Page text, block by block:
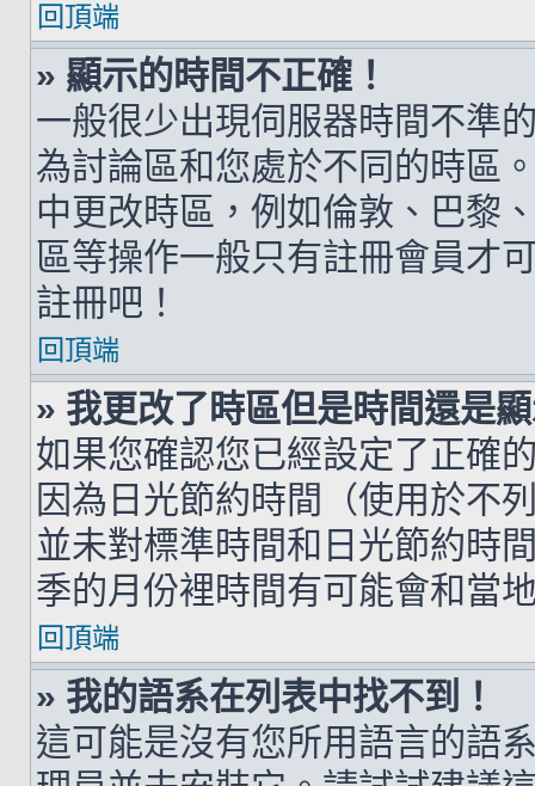
回頂端
» 顯示的時間不正確！
一般很少出現伺服器時間不準
為討論區和您處於不同的時區
中更改時區，例如倫敦、巴黎
區等操作一般只有註冊會員才
註冊吧！
回頂端
» 我更改了時區但是時間還是
如果您確認您已經設定了正確
因為日光節約時間（使用於不
並未對標準時間和日光節約時
季的月份裡時間有可能會和當
回頂端
» 我的語系在列表中找不到！
這可能是沒有您所用語言的語